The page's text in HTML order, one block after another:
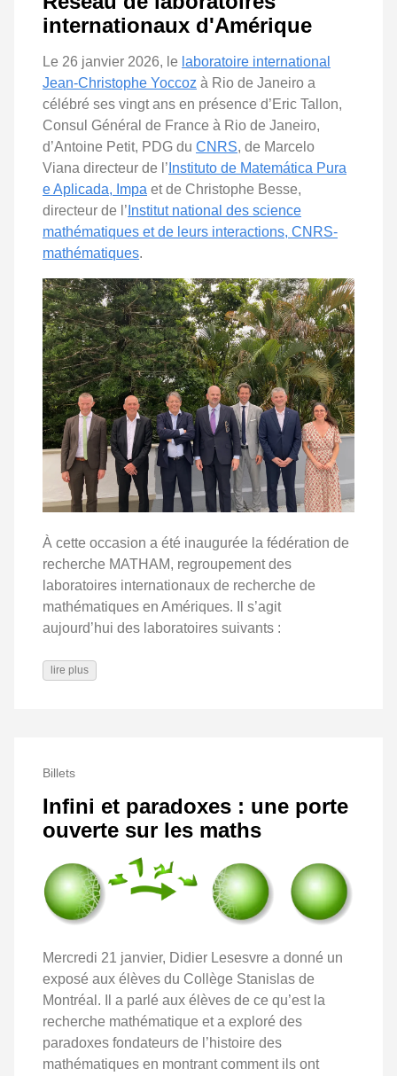
internationaux d'Amérique
Le 26 janvier 2026, le laboratoire international
Jean-Christophe Yoccoz à Rio de Janeiro a
célébré ses vingt ans en présence d’Eric Tallon,
Consul Général de France à Rio de Janeiro,
d’Antoine Petit, PDG du CNRS, de Marcelo
Viana directeur de l’ Instituto de Matemática Pura
e Aplicada, Impa et de Christophe Besse,
directeur de l’ Institut national des science
mathématiques et de leurs interactions, CNRS-
mathématiques.
À cette occasion a été inaugurée la fédération de
recherche MATHAM, regroupement des
laboratoires internationaux de recherche de
mathématiques en Amériques. Il s’agit
aujourd’hui des laboratoires suivants :
lire plus
Billets
Infini et paradoxes : une porte
ouverte sur les maths
Mercredi 21 janvier, Didier Lesesvre a donné un
exposé aux élèves du Collège Stanislas de
Montréal. Il a parlé aux élèves de ce qu’est la
recherche mathématique et a exploré des
paradoxes fondateurs de l’histoire des
mathématiques en montrant comment ils ont